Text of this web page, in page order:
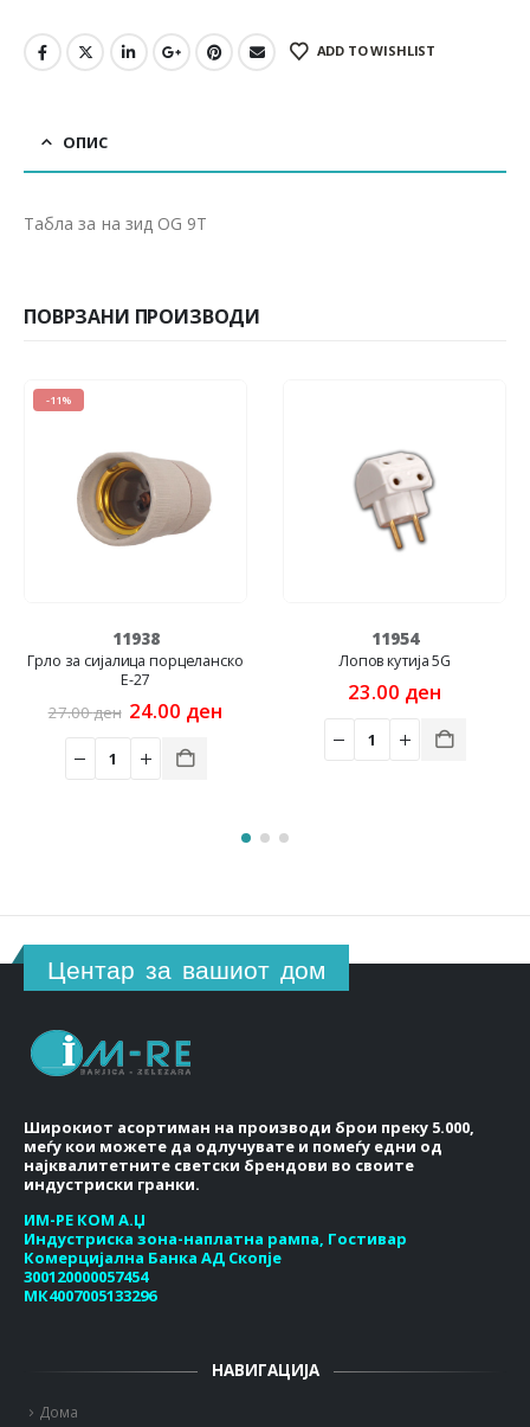
ADD TO WISHLIST
ОПИС
Табла за на зид ОG 9T
ПОВРЗАНИ ПРОИЗВОДИ
11938
за сијалица порцеланско
27.00ден Original
price
was:
27.00 ден.
24.00ден Current
price
is:
24.00 ден.
11954
Лопов кутија 5G
23.00ден
Центар за вашиот дом
Широкиот асортиман на производи брои преку 5.000,
меѓу кои можете да одлучувате и помеѓу едни од
најквалитетните светски брендови во своите
индустриски гранки.
ИМ-РЕ КОМ А.Џ
Индустриска зона-наплатна рампа, Гостивар
Комерцијална Банка АД Скопје
300120000057454
МК4007005133296
НАВИГАЦИЈА
Дома